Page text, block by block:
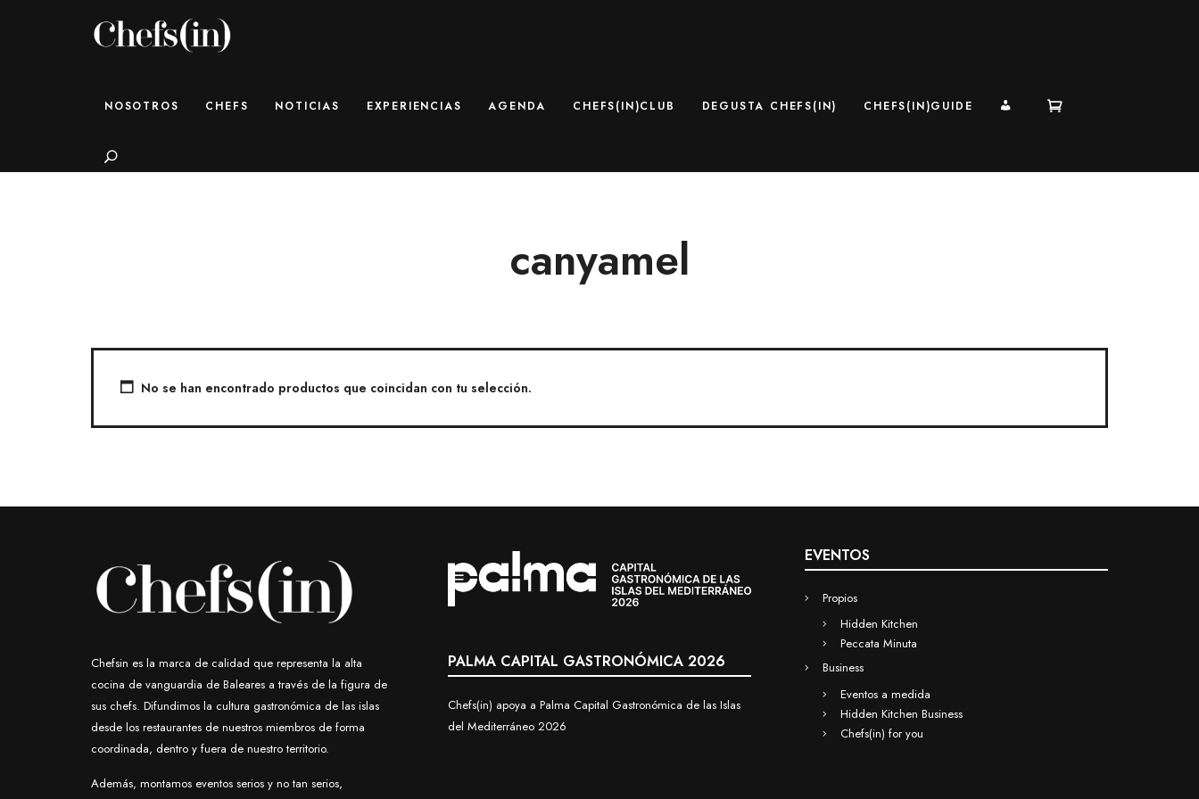
NOSOTROS CHEFS NOTICIAS EXPERIENCIAS AGENDA CHEFS(IN)CLUB DEGUSTA CHEFS(IN) CHEFS(IN)GUIDE MI CUENTA
canyamel
No se han encontrado productos que coincidan con tu selección.
Chefsin es la marca de calidad que representa la alta
cocina de vanguardia de Baleares a través de la figura de
sus chefs. Difundimos la cultura gastronómica de las islas
desde los restaurantes de nuestros miembros de forma
coordinada, dentro y fuera de nuestro territorio.
Además, montamos eventos serios y no tan serios,
PALMA CAPITAL GASTRONÓMICA 2026
Chefs(in) apoya a Palma Capital Gastronómica de las Islas
del Mediterráneo 2026
EVENTOS
Propios
Hidden Kitchen
Peccata Minuta
Business
Eventos a medida
Hidden Kitchen Business
Chefs(in) for you